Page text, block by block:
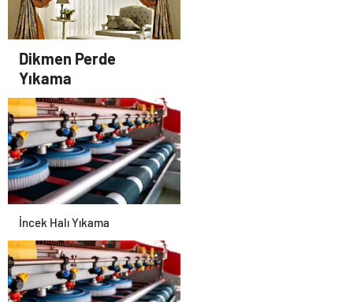
Dikmen Perde
Yıkama
İncek Halı Yıkama